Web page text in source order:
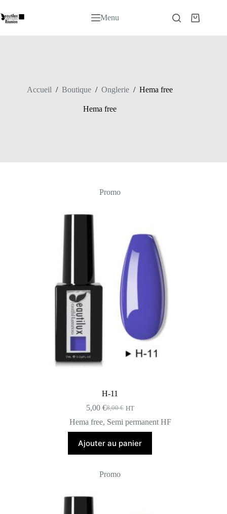
au
contenu
Menu
Panier
Accueil / Boutique / Onglerie / Hema free
Hema free
Promo
H-11
8,00€
Le
prix
initial
8,00 €.
5,00 €Le
prix
actuel
5,00 €.
HT
Hema free, Semi permanent HF
Ajouter au panier
Promo